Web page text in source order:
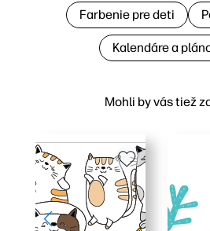
Mohli by vás tiež
Farbenie pre deti
Kalendáre a